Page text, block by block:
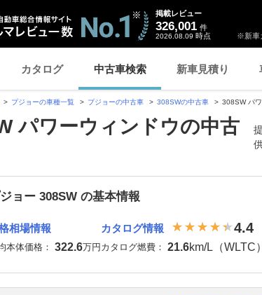
※新車
掲載レビュー
326,001 件
2026.08.09 時点
カタログ 中古車検索 新車見積り
プジョーの車種一覧 プジョーの中古車 308SWの中古車 308SW パ
パワーウィンドウの中古
提
ョー 308SW の基本情報
相場情報
本体価格： 322.6万円
カタログ情報 4.4
カタログ燃費： 21.6km/L（WLTC）